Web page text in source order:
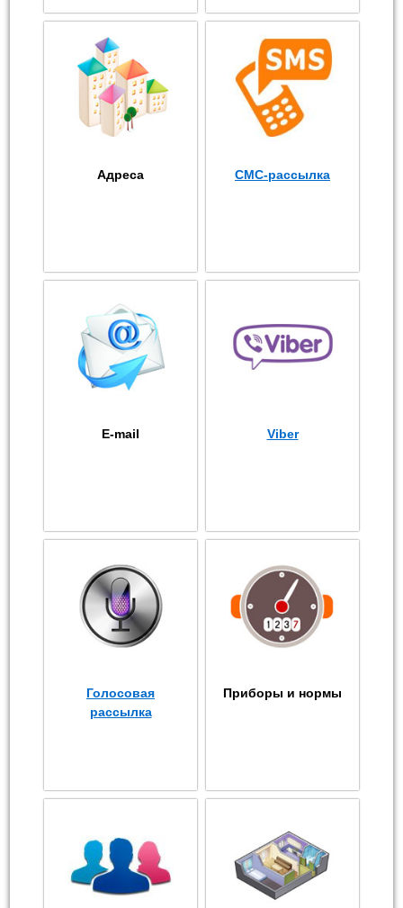
Адреса СМС-рассылка
E-mail Viber
Голосовая
рассылка
Приборы и нормы